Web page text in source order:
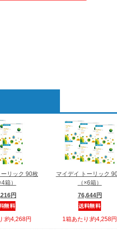
リック 90枚
箱）
円
:約4,268円
マイデイ トーリック
（×6箱）
76,644円
1箱あたり:約4,258円